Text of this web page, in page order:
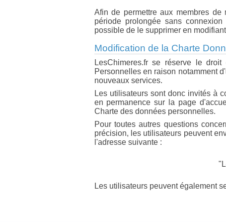
Afin de permettre aux membres
période prolongée sans
possible de le supprimer en
Modification de la Charte
LesChimeres.fr se réserve le
Personnelles en raison notamment
nouveaux services.
Les utilisateurs sont donc invités à
en permanence sur la page
Charte des données personnelles.
Pour toutes autres questions
précision, les utilisateurs peuvent
l'adresse suivante :
Les utilisateurs peuvent également